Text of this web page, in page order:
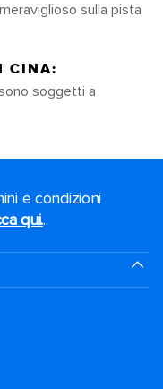
sulla pista
CINA:
soggetti a
e condizioni
qui..